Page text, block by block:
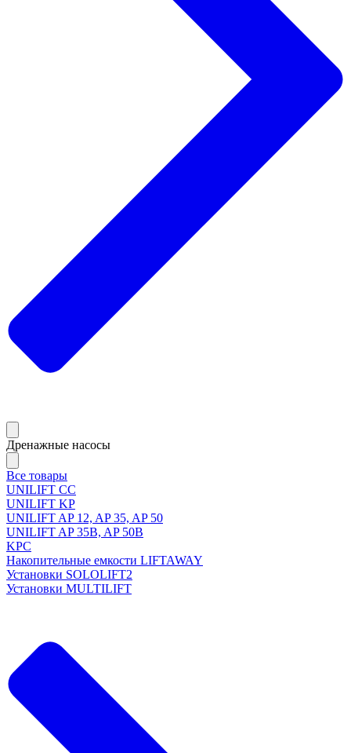
Дренажные насосы
Все товары
UNILIFT CC
UNILIFT KP
UNILIFT AP 12, AP 35, AP 50
UNILIFT AP 35B, AP 50B
KPC
Накопительные емкости LIFTAWAY
Установки SOLOLIFT2
Установки MULTILIFT